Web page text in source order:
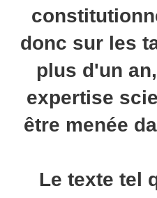
donc sur les
plus d'un
expertise
être menée
Le texte tel